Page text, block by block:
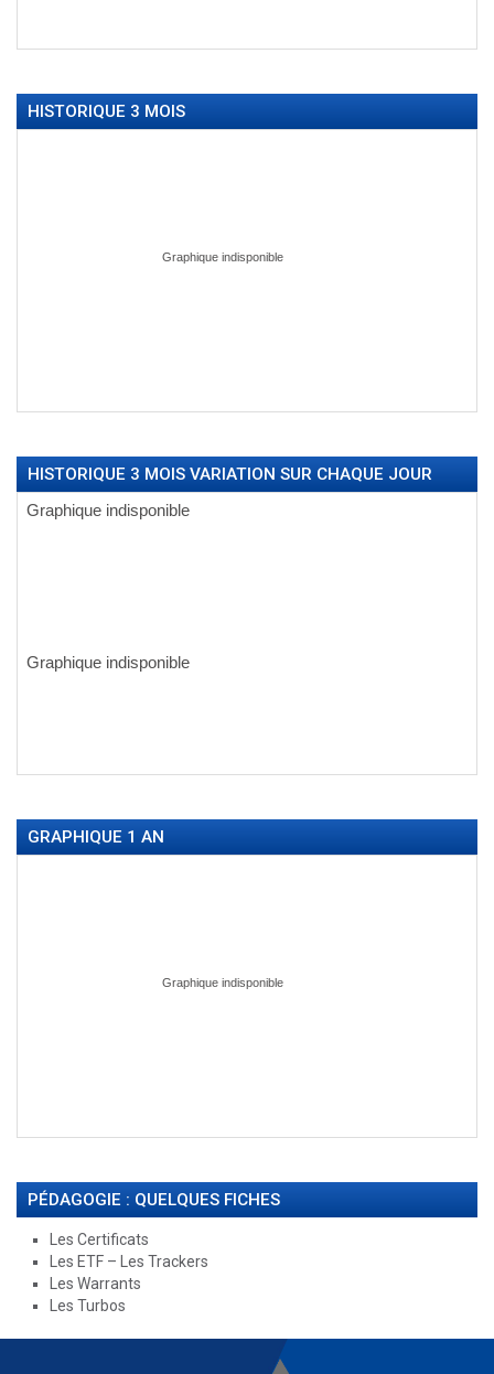
HISTORIQUE 3 MOIS
HISTORIQUE 3 MOIS VARIATION SUR CHAQUE JOUR
GRAPHIQUE 1 AN
PÉDAGOGIE : QUELQUES FICHES
Les Certificats
Les ETF – Les Trackers
Les Warrants
Les Turbos